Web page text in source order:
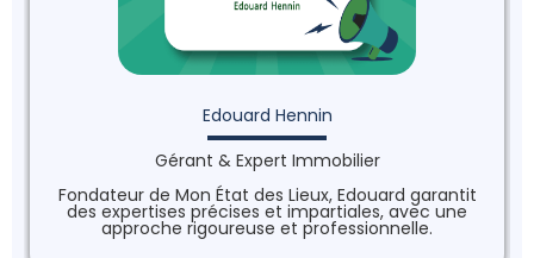
Edouard Hennin
Gérant & Expert Immobilier
Fondateur de Mon État des Lieux, Edouard garantit
des expertises précises et impartiales, avec une
approche rigoureuse et professionnelle.